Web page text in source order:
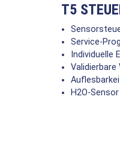
T5
Service-
Individuelle
H2O-